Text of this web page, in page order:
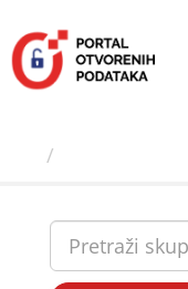
sadržaj